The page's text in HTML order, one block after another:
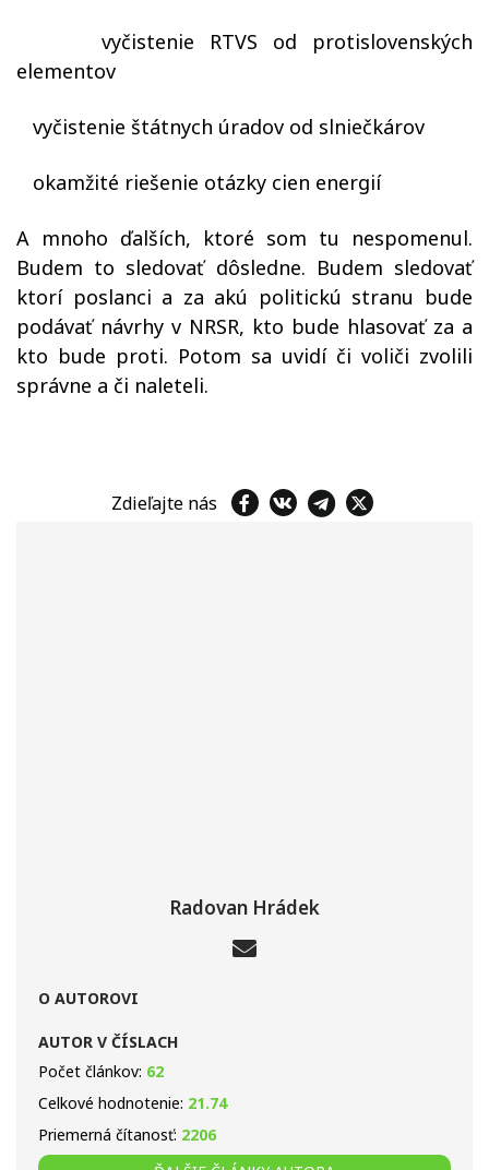
vyčistenie RTVS od protislovenských
elementov
vyčistenie štátnych úradov od slniečkárov
okamžité riešenie otázky cien energií
A mnoho ďalších, ktoré som tu nespomenul.
Budem to sledovať dôsledne. Budem sledovať
ktorí poslanci a za akú politickú stranu bude
podávať návrhy v NRSR, kto bude hlasovať za a
kto bude proti. Potom sa uvidí či voliči zvolili
správne a či naleteli.
Zdieľajte nás
Radovan Hrádek
O AUTOROVI
AUTOR V ČÍSLACH
Počet článkov: 62
Celkové hodnotenie: 21.74
Priemerná čítanosť: 2206